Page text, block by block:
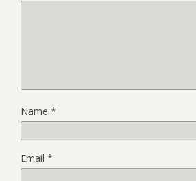
Name *
Email *